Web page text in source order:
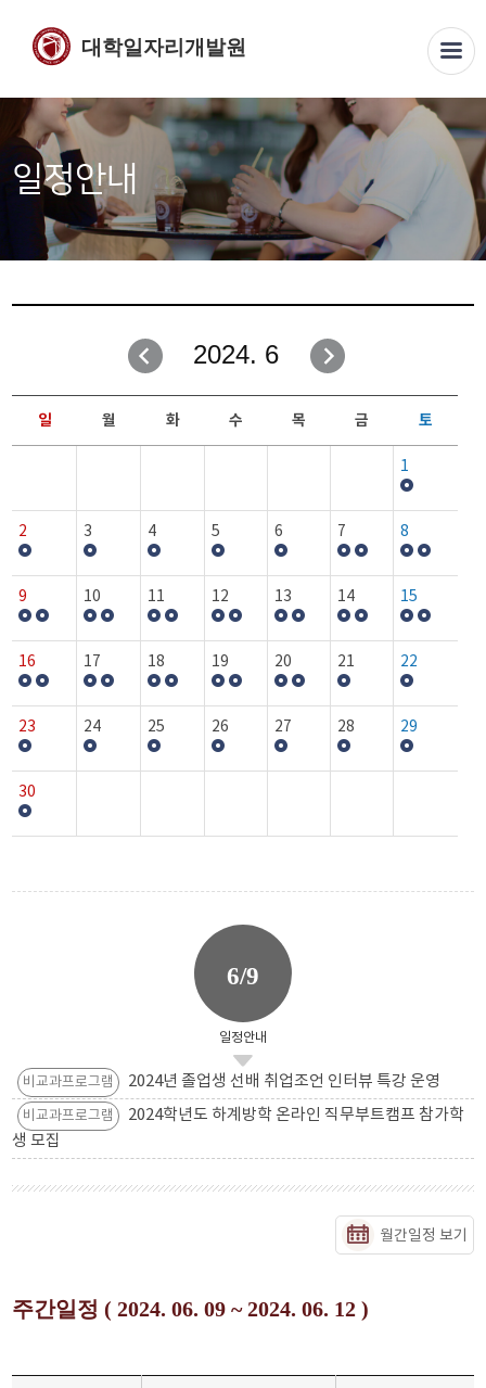
대학일자리개발원
일정안내
2024. 6
일 월 화 수 목 금 토
1
2 3 4 5 6 7 8
9 10 11 12 13 14 15
16 17 18 19 20 21 22
23 24 25 26 27 28 29
30
6/9
일정안내
비교과프로그램 2024년 졸업생 선배 취업조언 인터뷰 특강 운영
비교과프로그램
2024학년도 하계방학 온라인 직무부트캠프 참가학
생 모집
월간일정 보기
주간일정 ( 2024. 06. 09 ~ 2024. 06. 12 )